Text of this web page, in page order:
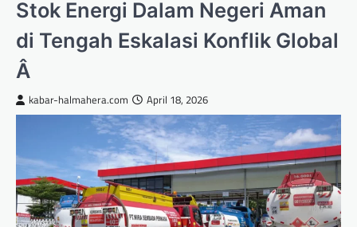
Stok Energi Dalam Negeri Aman
di Tengah Eskalasi Konflik Global
Â
kabar-halmahera.com April 18, 2026